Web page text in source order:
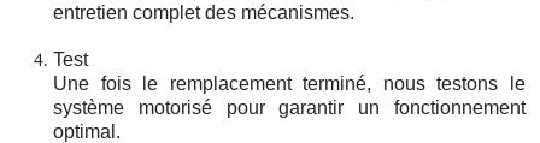
entretien complet des mécanismes.
Test
Une fois le remplacement terminé, nous testons le
système motorisé pour garantir un fonctionnement
optimal.